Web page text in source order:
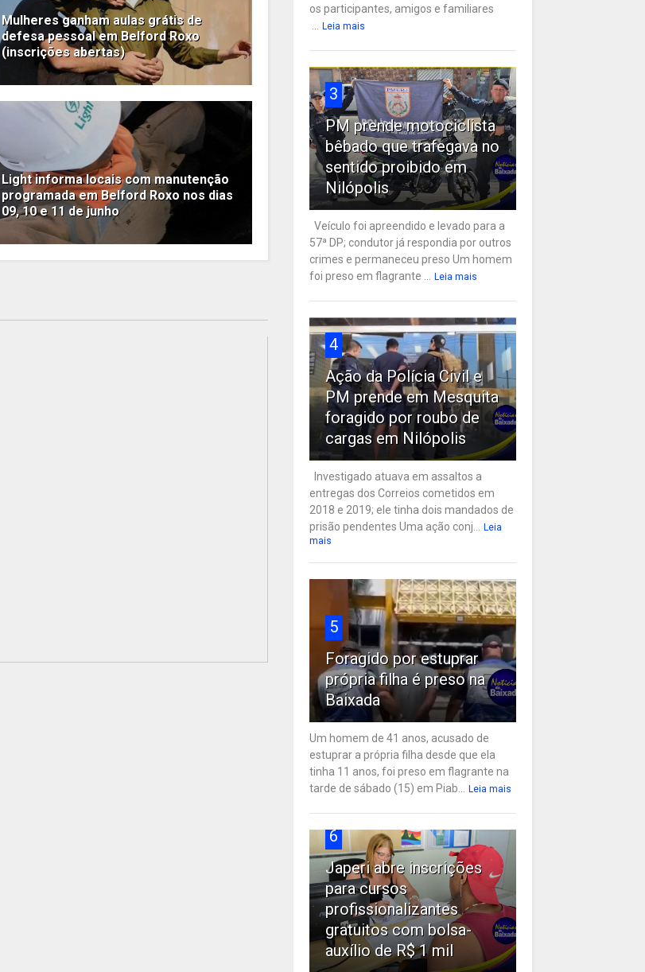
Mulheres ganham aulas grátis de
defesa pessoal em Belford Roxo
(inscrições abertas)
Light informa locais com manutenção
programada em Belford Roxo nos dias
09, 10 e 11 de junho
os participantes, amigos e familiares
... Leia mais
3
PM prende motociclista
bêbado que trafegava no
sentido proibido em
Nilópolis
Veículo foi apreendido e levado para a
57ª DP; condutor já respondia por outros
crimes e permaneceu preso Um homem
foi preso em flagrante ... Leia mais
4
Ação da Polícia Civil e
PM prende em Mesquita
foragido por roubo de
cargas em Nilópolis
Investigado atuava em assaltos a
entregas dos Correios cometidos em
2018 e 2019; ele tinha dois mandados de
prisão pendentes Uma ação conj... Leia
mais
5
Foragido por estuprar
própria filha é preso na
Baixada
Um homem de 41 anos, acusado de
estuprar a própria filha desde que ela
tinha 11 anos, foi preso em flagrante na
tarde de sábado (15) em Piab... Leia mais
6
Japeri abre inscrições
para cursos
profissionalizantes
gratuitos com bolsa-
auxílio de R$ 1 mil